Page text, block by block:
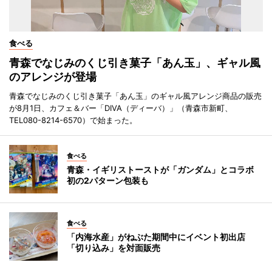
食べる
青森でなじみのくじ引き菓子「あん玉」、ギャル風
のアレンジが登場
青森でなじみのくじ引き菓子「あん玉」のギャル風アレンジ商品の販売
が8月1日、カフェ＆バー「DIVA（ディーバ）」（青森市新町、
TEL080-8214-6570）で始まった。
食べる
青森・イギリストーストが「ガンダム」とコラボ
初の2パターン包装も
食べる
「内海水産」がねぶた期間中にイベント初出店
「切り込み」を対面販売